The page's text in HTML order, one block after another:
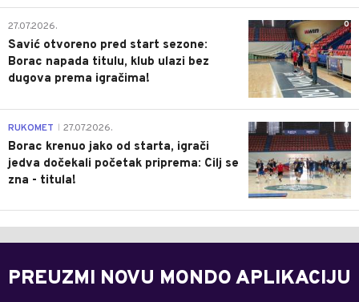
0
27.07.2026.
Savić otvoreno pred start sezone:
Borac napada titulu, klub ulazi bez
dugova prema igračima!
0
RUKOMET 27.07.2026.
Borac krenuo jako od starta, igrači
jedva dočekali početak priprema: Cilj se
zna - titula!
PREUZMI NOVU MONDO APLIKACIJU